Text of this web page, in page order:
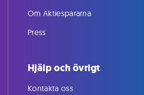
Om Aktiespararna
Press
Hjälp och övrigt
Kontakta oss